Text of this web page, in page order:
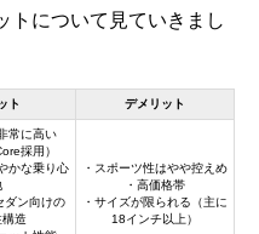
トについて見ていきまし
ト デメリット
常に高い
採用）
かな乗り心
ダン向けの
構造
・スポーツ性はやや控えめ
・高価格帯
・サイズが限られる（主に
18インチ以上）